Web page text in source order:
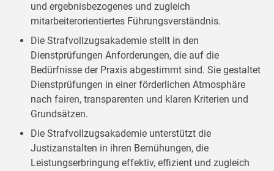
und ergebnisbezogenes und zugleich
mitarbeiterorientiertes Führungsverständnis.
Die Strafvollzugsakademie stellt in den
Dienstprüfungen Anforderungen, die auf die
Bedürfnisse der Praxis abgestimmt sind. Sie gestaltet
Dienstprüfungen in einer förderlichen Atmosphäre
nach fairen, transparenten und klaren Kriterien und
Grundsätzen.
Die Strafvollzugsakademie unterstützt die
Justizanstalten in ihren Bemühungen, die
Leistungserbringung effektiv, effizient und zugleich